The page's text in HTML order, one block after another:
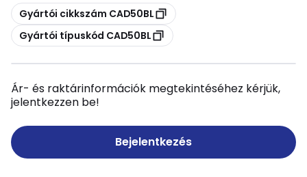
Másolás
Gyártói cikkszám CAD50BL
Másolás
Gyártói típuskód CAD50BL
Ár- és raktárinformációk megtekintéséhez kérjük,
jelentkezzen be!
Bejelentkezés